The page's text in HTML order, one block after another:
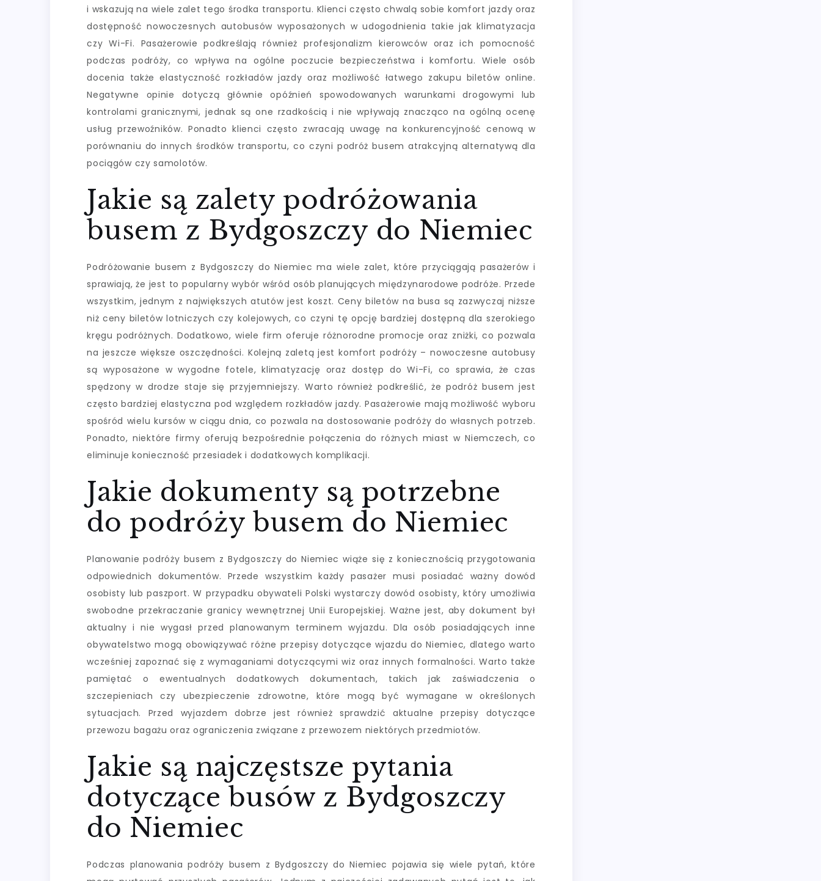
i wskazują na wiele zalet tego środka transportu. Klienci często chwalą sobie komfort jazdy oraz
dostępność nowoczesnych autobusów wyposażonych w udogodnienia takie jak klimatyzacja
czy Wi-Fi. Pasażerowie podkreślają również profesjonalizm kierowców oraz ich pomocność
podczas podróży, co wpływa na ogólne poczucie bezpieczeństwa i komfortu. Wiele osób
docenia także elastyczność rozkładów jazdy oraz możliwość łatwego zakupu biletów online.
Negatywne opinie dotyczą głównie opóźnień spowodowanych warunkami drogowymi lub
kontrolami granicznymi, jednak są one rzadkością i nie wpływają znacząco na ogólną ocenę
usług przewoźników. Ponadto klienci często zwracają uwagę na konkurencyjność cenową w
porównaniu do innych środków transportu, co czyni podróż busem atrakcyjną alternatywą dla
pociągów czy samolotów.
Jakie są zalety podróżowania
busem z Bydgoszczy do Niemiec
Podróżowanie busem z Bydgoszczy do Niemiec ma wiele zalet, które przyciągają pasażerów i
sprawiają, że jest to popularny wybór wśród osób planujących międzynarodowe podróże. Przede
wszystkim, jednym z największych atutów jest koszt. Ceny biletów na busa są zazwyczaj niższe
niż ceny biletów lotniczych czy kolejowych, co czyni tę opcję bardziej dostępną dla szerokiego
kręgu podróżnych. Dodatkowo, wiele firm oferuje różnorodne promocje oraz zniżki, co pozwala
na jeszcze większe oszczędności. Kolejną zaletą jest komfort podróży – nowoczesne autobusy
są wyposażone w wygodne fotele, klimatyzację oraz dostęp do Wi-Fi, co sprawia, że czas
spędzony w drodze staje się przyjemniejszy. Warto również podkreślić, że podróż busem jest
często bardziej elastyczna pod względem rozkładów jazdy. Pasażerowie mają możliwość wyboru
spośród wielu kursów w ciągu dnia, co pozwala na dostosowanie podróży do własnych potrzeb.
Ponadto, niektóre firmy oferują bezpośrednie połączenia do różnych miast w Niemczech, co
eliminuje konieczność przesiadek i dodatkowych komplikacji.
Jakie dokumenty są potrzebne
do podróży busem do Niemiec
Planowanie podróży busem z Bydgoszczy do Niemiec wiąże się z koniecznością przygotowania
odpowiednich dokumentów. Przede wszystkim każdy pasażer musi posiadać ważny dowód
osobisty lub paszport. W przypadku obywateli Polski wystarczy dowód osobisty, który umożliwia
swobodne przekraczanie granicy wewnętrznej Unii Europejskiej. Ważne jest, aby dokument był
aktualny i nie wygasł przed planowanym terminem wyjazdu. Dla osób posiadających inne
obywatelstwo mogą obowiązywać różne przepisy dotyczące wjazdu do Niemiec, dlatego warto
wcześniej zapoznać się z wymaganiami dotyczącymi wiz oraz innych formalności. Warto także
pamiętać o ewentualnych dodatkowych dokumentach, takich jak zaświadczenia o
szczepieniach czy ubezpieczenie zdrowotne, które mogą być wymagane w określonych
sytuacjach. Przed wyjazdem dobrze jest również sprawdzić aktualne przepisy dotyczące
przewozu bagażu oraz ograniczenia związane z przewozem niektórych przedmiotów.
Jakie są najczęstsze pytania
dotyczące busów z Bydgoszczy
do Niemiec
Podczas planowania podróży busem z Bydgoszczy do Niemiec pojawia się wiele pytań, które